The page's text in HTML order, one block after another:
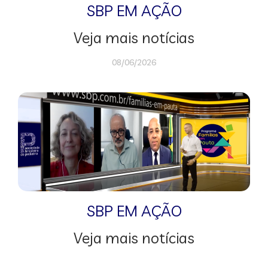
SBP EM AÇÃO
Veja mais notícias
08/06/2026
SBP EM AÇÃO
Veja mais notícias